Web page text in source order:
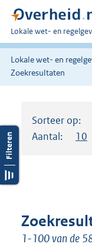
U
bent
hier:
Lokale wet- en
Lokale wet- en
Zoekresultaten
Sorteer op:
Aantal:
10
1-100 van de